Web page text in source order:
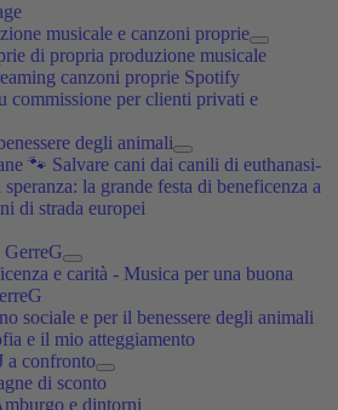
musicale e canzoni proprie
di propria produzione musicale
canzoni proprie Spotify
commissione per clienti privati e
degli animali
🐾 Salvare cani dai canili di euthanasi-
speranza: la grande festa di beneficenza a
di strada europei
e carità - Musica per una buona
sociale e per il benessere degli animali
e il mio atteggiamento
a confronto
di sconto
e dintorni